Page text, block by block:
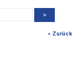
>
« Zurück